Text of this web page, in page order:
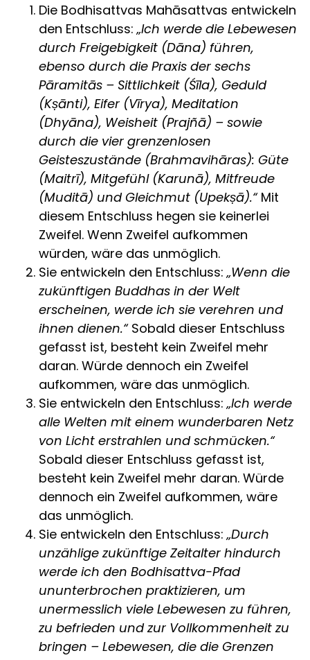
Die Bodhisattvas Mahāsattvas entwickeln
den Entschluss:„Ich werde die Lebewesen
durch Freigebigkeit (Dāna) führen,
ebenso durch die Praxis der sechs
Pāramitās – Sittlichkeit (Śīla), Geduld
(Kṣānti), Eifer (Vīrya), Meditation
(Dhyāna), Weisheit (Prajñā) – sowie
durch die vier grenzenlosen
Geisteszustände (Brahmavihāras): Güte
(Maitrī), Mitgefühl (Karunā), Mitfreude
(Muditā) und Gleichmut (Upekṣā).“Mit
diesem Entschluss hegen sie keinerlei
Zweifel. Wenn Zweifel aufkommen
würden, wäre das unmöglich.
Sie entwickeln den Entschluss:„Wenn die
zukünftigen Buddhas in der Welt
erscheinen, werde ich sie verehren und
ihnen dienen.“Sobald dieser Entschluss
gefasst ist, besteht kein Zweifel mehr
daran. Würde dennoch ein Zweifel
aufkommen, wäre das unmöglich.
Sie entwickeln den Entschluss:„Ich werde
alle Welten mit einem wunderbaren Netz
von Licht erstrahlen und schmücken.“
Sobald dieser Entschluss gefasst ist,
besteht kein Zweifel mehr daran. Würde
dennoch ein Zweifel aufkommen, wäre
das unmöglich.
Sie entwickeln den Entschluss:„Durch
unzählige zukünftige Zeitalter hindurch
werde ich den Bodhisattva-Pfad
ununterbrochen praktizieren, um
unermesslich viele Lebewesen zu führen,
zu befrieden und zur Vollkommenheit zu
bringen – Lebewesen, die die Grenzen